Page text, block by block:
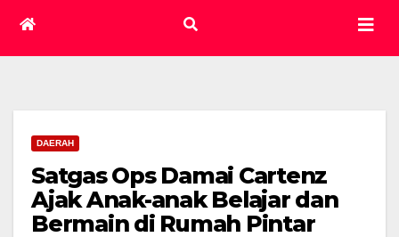
DAERAH
Satgas Ops Damai Cartenz
Ajak Anak-anak Belajar dan
Bermain di Rumah Pintar